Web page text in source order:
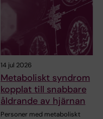
14 jul 2026
Metaboliskt syndrom
kopplat till snabbare
åldrande av hjärnan
Personer med metaboliskt